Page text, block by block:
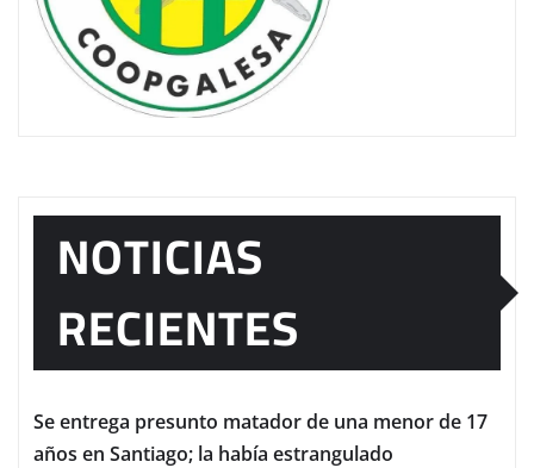
NOTICIAS
RECIENTES
Se entrega presunto matador de una menor de 17
años en Santiago; la había estrangulado